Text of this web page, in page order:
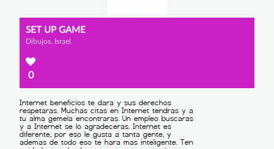
SET UP GAME
Dibujos, Israel
0